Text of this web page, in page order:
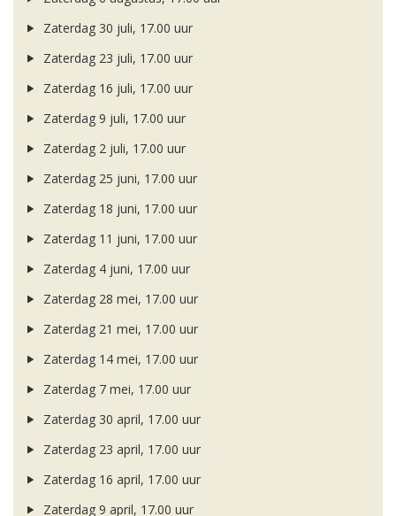
Zaterdag 30 juli, 17.00 uur
Zaterdag 23 juli, 17.00 uur
Zaterdag 16 juli, 17.00 uur
Zaterdag 9 juli, 17.00 uur
Zaterdag 2 juli, 17.00 uur
Zaterdag 25 juni, 17.00 uur
Zaterdag 18 juni, 17.00 uur
Zaterdag 11 juni, 17.00 uur
Zaterdag 4 juni, 17.00 uur
Zaterdag 28 mei, 17.00 uur
Zaterdag 21 mei, 17.00 uur
Zaterdag 14 mei, 17.00 uur
Zaterdag 7 mei, 17.00 uur
Zaterdag 30 april, 17.00 uur
Zaterdag 23 april, 17.00 uur
Zaterdag 16 april, 17.00 uur
Zaterdag 9 april, 17.00 uur